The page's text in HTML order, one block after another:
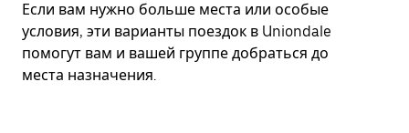
Если вам нужно больше места или особые
условия, эти варианты поездок в Uniondale
помогут вам и вашей группе добраться до
места назначения.